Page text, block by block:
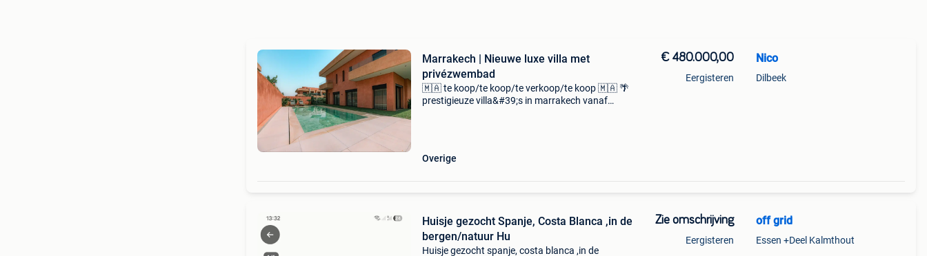
Marrakech | Nieuwe luxe villa met
privézwembad
🇲🇦 te koop/te koop/te verkoop/te koop 🇲🇦 🌴
prestigieuze villa&#39;s in marrakech vanaf
Overige
€ 480.000,00
Eergisteren
Nico
Dilbeek
Huisje gezocht Spanje, Costa Blanca ,in de
bergen/natuur Hu
Huisje gezocht spanje, costa blanca ,in de
Zie omschrijving
Eergisteren
off grid
Essen +Deel Kalmthout